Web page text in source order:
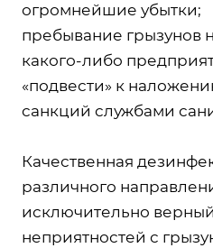
огромнейшие убытки;
пребывание грызунов
какого-либо
«подвести» к
санкций службами
Качественная
различного
исключительно
неприятностей с